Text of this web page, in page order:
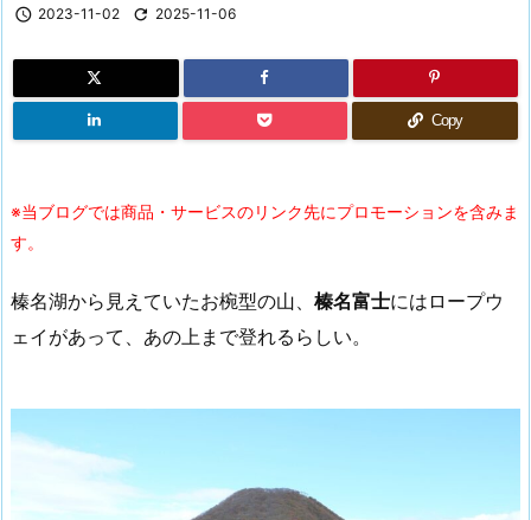
 2023-11-02  2025-11-06
Copy
※当ブログでは商品・サービスのリンク先にプロモーションを含みま
す。
榛名湖から見えていたお椀型の山、 榛名富士にはロープウ
ェイがあって、あの上まで登れるらしい。